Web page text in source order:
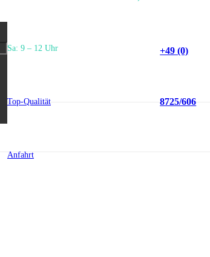
Sa: 9 – 12 Uhr
Top-Qualität
Anfahrt
+49 (0)
8725/606